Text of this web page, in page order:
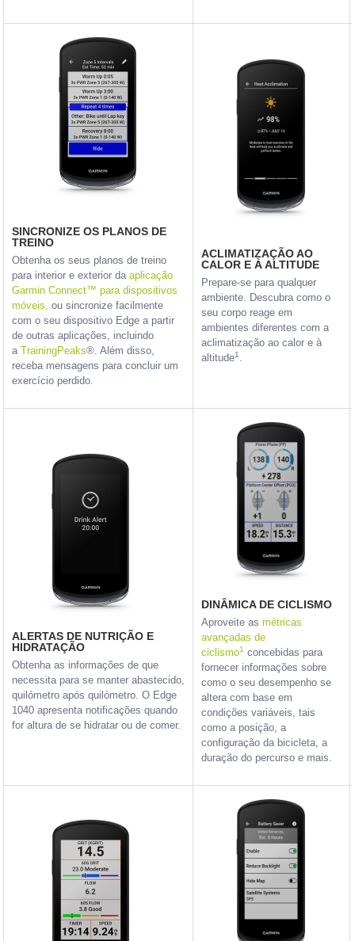
SINCRONIZE OS PLANOS DE
TREINO
Obtenha os seus planos de treino
para interior e exterior daaplicação
Garmin Connect™ para dispositivos
móveis, ou sincronize facilmente
com o seu dispositivo Edge a partir
de outras aplicações, incluindo
aTrainingPeaks®. Além disso,
receba mensagens para concluir um
exercício perdido.
ACLIMATIZAÇÃO AO
CALOR E À ALTITUDE
Prepare-se para qualquer
ambiente. Descubra como o
seu corpo reage em
ambientes diferentes com a
aclimatização ao calor e à
altitude1
ALERTAS DE NUTRIÇÃO E
HIDRATAÇÃO
Obtenha as informações de que
necessita para se manter abastecido,
quilómetro após quilómetro. O Edge
1040 apresenta notificações quando
for altura de se hidratar ou de comer.
DINÂMICA DE CICLISMO
Aproveite asmétricas
avançadas de
ciclismo1 concebidas para
fornecer informações sobre
como o seu desempenho se
altera com base em
condições variáveis, tais
como a posição, a
configuração da bicicleta, a
duração do percurso e mais.